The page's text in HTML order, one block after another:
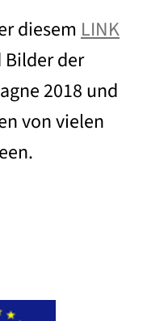
diesem LINK
Bilder der
2018 und
von vielen